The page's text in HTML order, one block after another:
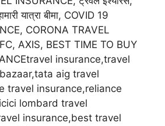
यात्रा बीमा, COVID 19
CORONA TRAVEL
AXIS, BEST TIME TO BUY
insurance,travel
aig travel
travel insurance,reliance
lombard travel
insurance,best travel